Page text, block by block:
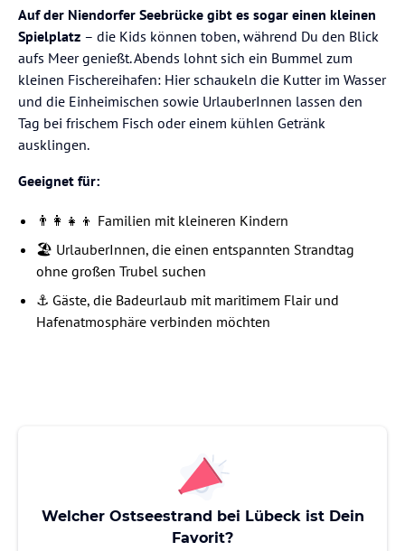
Auf der Niendorfer Seebrücke gibt es sogar einen kleinen
Spielplatz – die Kids können toben, während Du den Blick
aufs Meer genießt. Abends lohnt sich ein Bummel zum
kleinen Fischereihafen: Hier schaukeln die Kutter im Wasser
und die Einheimischen sowie UrlauberInnen lassen den
Tag bei frischem Fisch oder einem kühlen Getränk
ausklingen.
Geeignet für:
👨‍👩‍👧‍👦 Familien mit kleineren Kindern
🏖️ UrlauberInnen, die einen entspannten Strandtag
ohne großen Trubel suchen
⚓ Gäste, die Badeurlaub mit maritimem Flair und
Hafenatmosphäre verbinden möchten
Welcher Ostseestrand bei Lübeck ist Dein
Favorit?